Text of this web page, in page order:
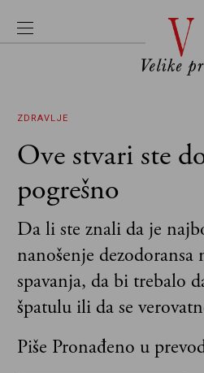
ZDRAVLJE
Ove stvari ste
pogrešno
Da li ste znali da je
nanošenje dezodoransa
spavanja, da bi trebalo
špatulu ili da se
Piše Pronađeno u